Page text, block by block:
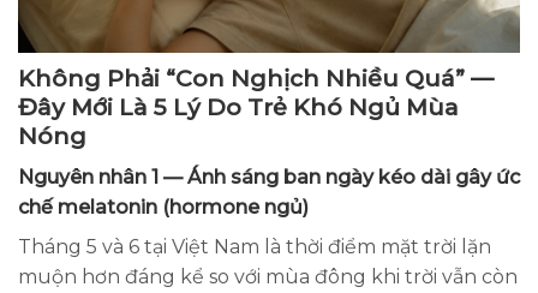
Không Phải “Con Nghịch Nhiều Quá” —
Đây Mới Là 5 Lý Do Trẻ Khó Ngủ Mùa
Nóng
Nguyên nhân 1 — Ánh sáng ban ngày kéo dài gây ức
chế melatonin (hormone ngủ)
Tháng 5 và 6 tại Việt Nam là thời điểm mặt trời lặn
muộn hơn đáng kể so với mùa đông khi trời vẫn còn